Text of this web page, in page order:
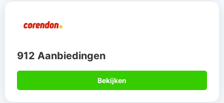
912 Aanbiedingen
Bekijken